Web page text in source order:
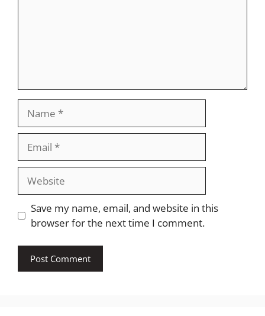
Website
Save my name, email, and website in this
browser for the next time I comment.